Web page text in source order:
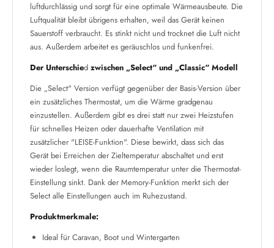
luftdurchlässig und sorgt für eine optimale Wärmeausbeute. Die
Luftqualität bleibt übrigens erhalten, weil das Gerät keinen
Sauerstoff verbraucht. Es stinkt nicht und trocknet die Luft nicht
aus. Außerdem arbeitet es geräuschlos und funkenfrei.
Der Unterschied zwischen „Select“ und „Classic“ Modell
Die „Select" Version verfügt gegenüber der Basis-Version über
ein zusätzliches Thermostat, um die Wärme gradgenau
einzustellen. Außerdem gibt es drei statt nur zwei Heizstufen
für schnelles Heizen oder dauerhafte Ventilation mit
zusätzlicher "LEISE-Funktion". Diese bewirkt, dass sich das
Gerät bei Erreichen der Zieltemperatur abschaltet und erst
wieder loslegt, wenn die Raumtemperatur unter die Thermostat-
Einstellung sinkt. Dank der Memory-Funktion merkt sich der
Select alle Einstellungen auch im Ruhezustand.
Produktmerkmale:
Ideal für Caravan, Boot und Wintergarten